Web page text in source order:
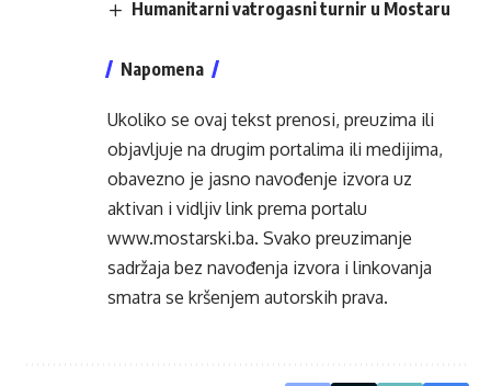
Humanitarni vatrogasni turnir u Mostaru
Napomena
Ukoliko se ovaj tekst prenosi, preuzima ili
objavljuje na drugim portalima ili medijima,
obavezno je jasno navođenje izvora uz
aktivan i vidljiv link prema portalu
www.mostarski.ba. Svako preuzimanje
sadržaja bez navođenja izvora i linkovanja
smatra se kršenjem autorskih prava.